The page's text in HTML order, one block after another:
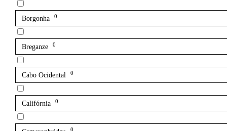
Borgonha 0
Breganze 0
Cabo Ocidental 0
Califórnia 0
0